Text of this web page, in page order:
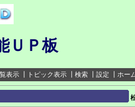
ＵＰ板
表示 トピック表示 検索 設定 ホー